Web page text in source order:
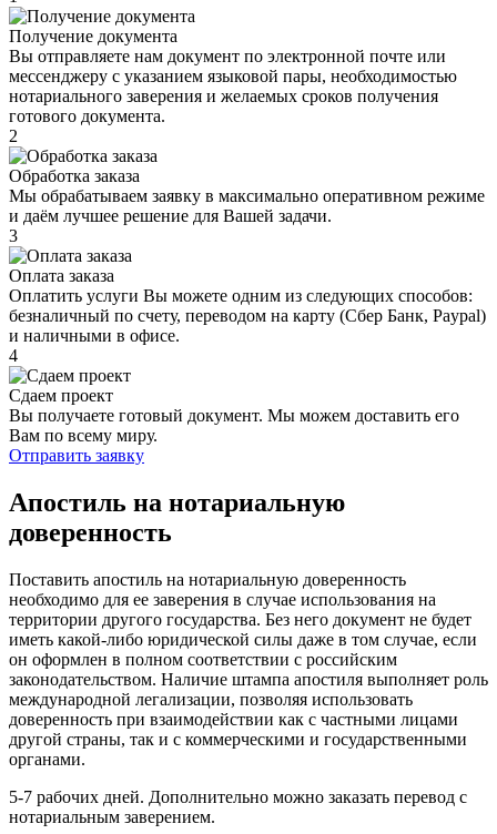
Получение документа
Вы отправляете нам документ по электронной почте или
мессенджеру с указанием языковой пары, необходимостью
нотариального заверения и желаемых сроков получения
готового документа.
2
Обработка заказа
Мы обрабатываем заявку в максимально оперативном режиме
и даём лучшее решение для Вашей задачи.
3
Оплата заказа
Оплатить услуги Вы можете одним из следующих способов:
безналичный по счету, переводом на карту (Сбер Банк, Paypal)
и наличными в офисе.
4
Сдаем проект
Вы получаете готовый документ. Мы можем доставить его
Вам по всему миру.
Отправить заявку
Апостиль на нотариальную
доверенность
Поставить апостиль на нотариальную доверенность
необходимо для ее заверения в случае использования на
территории другого государства. Без него документ не будет
иметь какой-либо юридической силы даже в том случае, если
он оформлен в полном соответствии с российским
законодательством. Наличие штампа апостиля выполняет роль
международной легализации, позволяя использовать
доверенность при взаимодействии как с частными лицами
другой страны, так и с коммерческими и государственными
органами.
5-7 рабочих дней. Дополнительно можно заказать перевод с
нотариальным заверением.